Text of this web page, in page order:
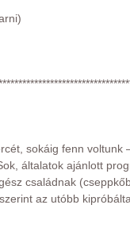
sokáig fenn voltunk
általatok ajánlott
családnak
az utóbb